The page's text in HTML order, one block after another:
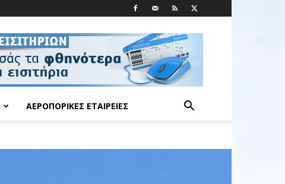
ΑΕΡΟΠΟΡΙΚΈΣ ΕΤΑΙΡΕΊΕΣ